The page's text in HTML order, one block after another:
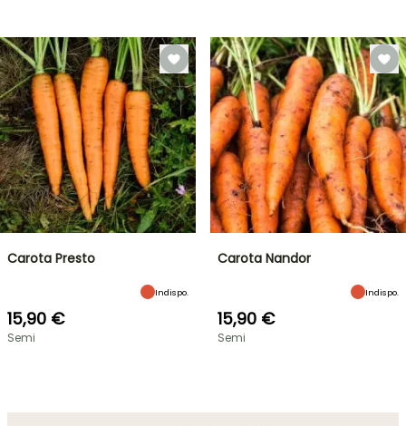
Carota Presto
Indispo.
15,90 €
Semi
Carota Nandor
Indispo.
15,90 €
Semi